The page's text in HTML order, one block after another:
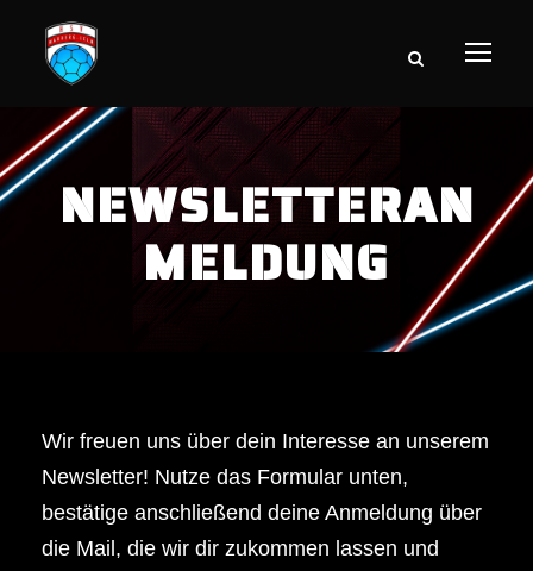
NEWSLETTERAN
MELDUNG
Wir freuen uns über dein Interesse an unserem
Newsletter! Nutze das Formular unten,
bestätige anschließend deine Anmeldung über
die Mail, die wir dir zukommen lassen und